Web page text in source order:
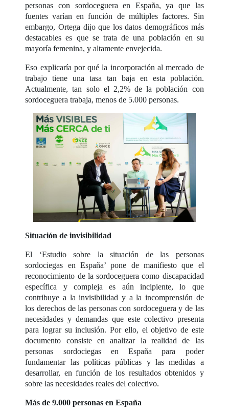
personas con sordoceguera en España, ya que las
fuentes varían en función de múltiples factores. Sin
embargo, Ortega dijo que los datos demográficos más
destacables es que se trata de una población en su
mayoría femenina, y altamente envejecida.
Eso explicaría por qué la incorporación al mercado de
trabajo tiene una tasa tan baja en esta población.
Actualmente, tan solo el 2,2% de la población con
sordoceguera trabaja, menos de 5.000 personas.
Situación de invisibilidad
El ‘Estudio sobre la situación de las personas
sordociegas en España’ pone de manifiesto que el
reconocimiento de la sordoceguera como discapacidad
específica y compleja es aún incipiente, lo que
contribuye a la invisibilidad y a la incomprensión de
los derechos de las personas con sordoceguera y de las
necesidades y demandas que este colectivo presenta
para lograr su inclusión. Por ello, el objetivo de este
documento consiste en analizar la realidad de las
personas sordociegas en España para poder
fundamentar las políticas públicas y las medidas a
desarrollar, en función de los resultados obtenidos y
sobre las necesidades reales del colectivo.
Más de 9.000 personas en España